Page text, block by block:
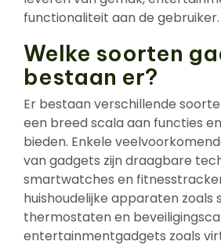
functionaliteit aan de gebruiker.
Welke soorten
bestaan er?
Er bestaan verschillende
een breed scala aan functies
bieden. Enkele
van gadgets zijn draagbare
smartwatches en
huishoudelijke apparaten zoals
thermostaten en
entertainmentgadgets zoals